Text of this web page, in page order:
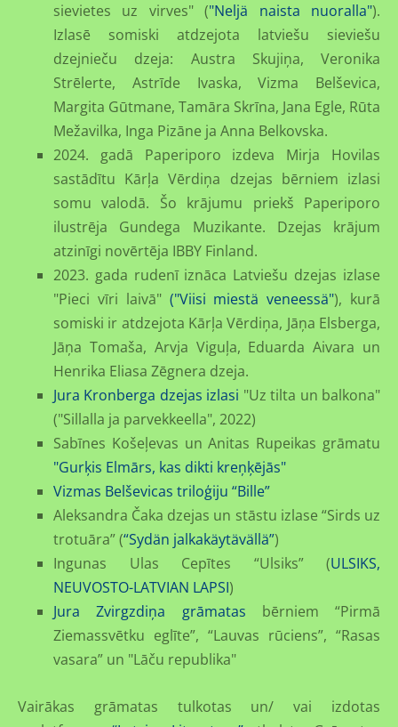
sievietes uz virves" ("Neljä naista nuoralla").
Izlasē somiski atdzejota latviešu sieviešu
dzejnieču dzeja: Austra Skujiņa, Veronika
Strēlerte, Astrīde Ivaska, Vizma Belševica,
Margita Gūtmane, Tamāra Skrīna, Jana Egle, Rūta
Mežavilka, Inga Pizāne ja Anna Belkovska.
2024. gadā Paperiporo izdeva Mirja Hovilas
sastādītu Kārļa Vērdiņa dzejas bērniem izlasi
somu valodā. Šo krājumu priekš Paperiporo
ilustrēja Gundega Muzikante. Dzejas krājum
atzinīgi novērtēja IBBY Finland.
2023. gada rudenī iznāca Latviešu dzejas izlase
"Pieci vīri laivā" ("Viisi miestä veneessä"), kurā
somiski ir atdzejota Kārļa Vērdiņa, Jāņa Elsberga,
Jāņa Tomaša, Arvja Viguļa, Eduarda Aivara un
Henrika Eliasa Zēgnera dzeja.
Jura Kronberga dzejas izlasi "Uz tilta un balkona"
("Sillalla ja parvekkeella", 2022)
Sabīnes Košeļevas un Anitas Rupeikas grāmatu
"Gurķis Elmārs, kas dikti kreņķējās"
Vizmas Belševicas triloģiju “Bille”
Aleksandra Čaka dzejas un stāstu izlase “Sirds uz
trotuāra” (“Sydän jalkakäytävällä”)
Ingunas Ulas Cepītes “Ulsiks” (ULSIKS,
NEUVOSTO-LATVIAN LAPSI)
Jura Zvirgzdiņa grāmatas bērniem “Pirmā
Ziemassvētku eglīte”, “Lauvas rūciens”, “Rasas
vasara” un "Lāču republika"
Vairākas grāmatas tulkotas un/ vai izdotas